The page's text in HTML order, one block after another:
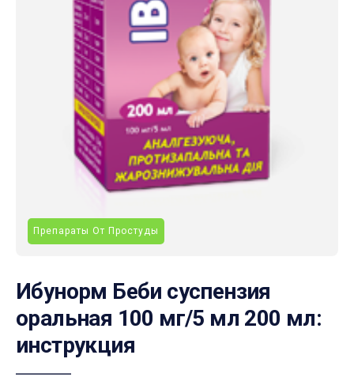
Препараты От Простуды
Ибунорм Беби суспензия
оральная 100 мг/5 мл 200 мл:
инструкция